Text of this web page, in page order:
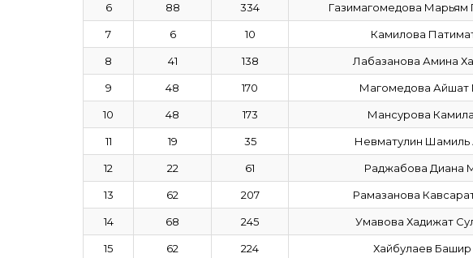
6 88 334 Газимагомедова Марьям
7 6 10 Камилова
8 41 138 Лабазанова Амина
9 48 170 Магомедова Айшат
10 48 173 Мансурова
11 19 35 Невматулин Шамиль
12 22 61 Раджабова Диана
13 62 207 Рамазанова
14 68 245 Умавова Хадижат
15 62 224 Хайбулаев